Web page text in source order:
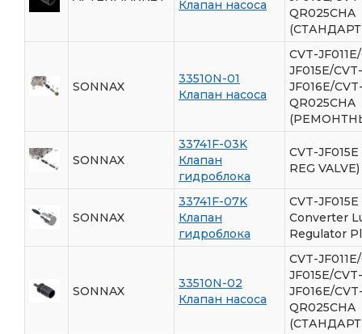
Клапан насоса
QR025CHA
SONNAX
33510N-01
Клапан насоса
CVT-
JF015E/CVT-
JF016E/
QR025CHA
SONNAX
33741F-03K
Клапан
гидроблока
CVT-JF015E
REG VALVE)
SONNAX
33741F-07K
Клапан
гидроблока
CVT-
Converter
Regulator
SONNAX
33510N-02
Клапан насоса
CVT-
JF015E/CVT-
JF016E/
QR025CHA